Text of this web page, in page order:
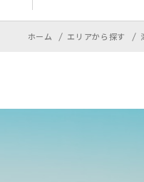
ホーム エリアから探す